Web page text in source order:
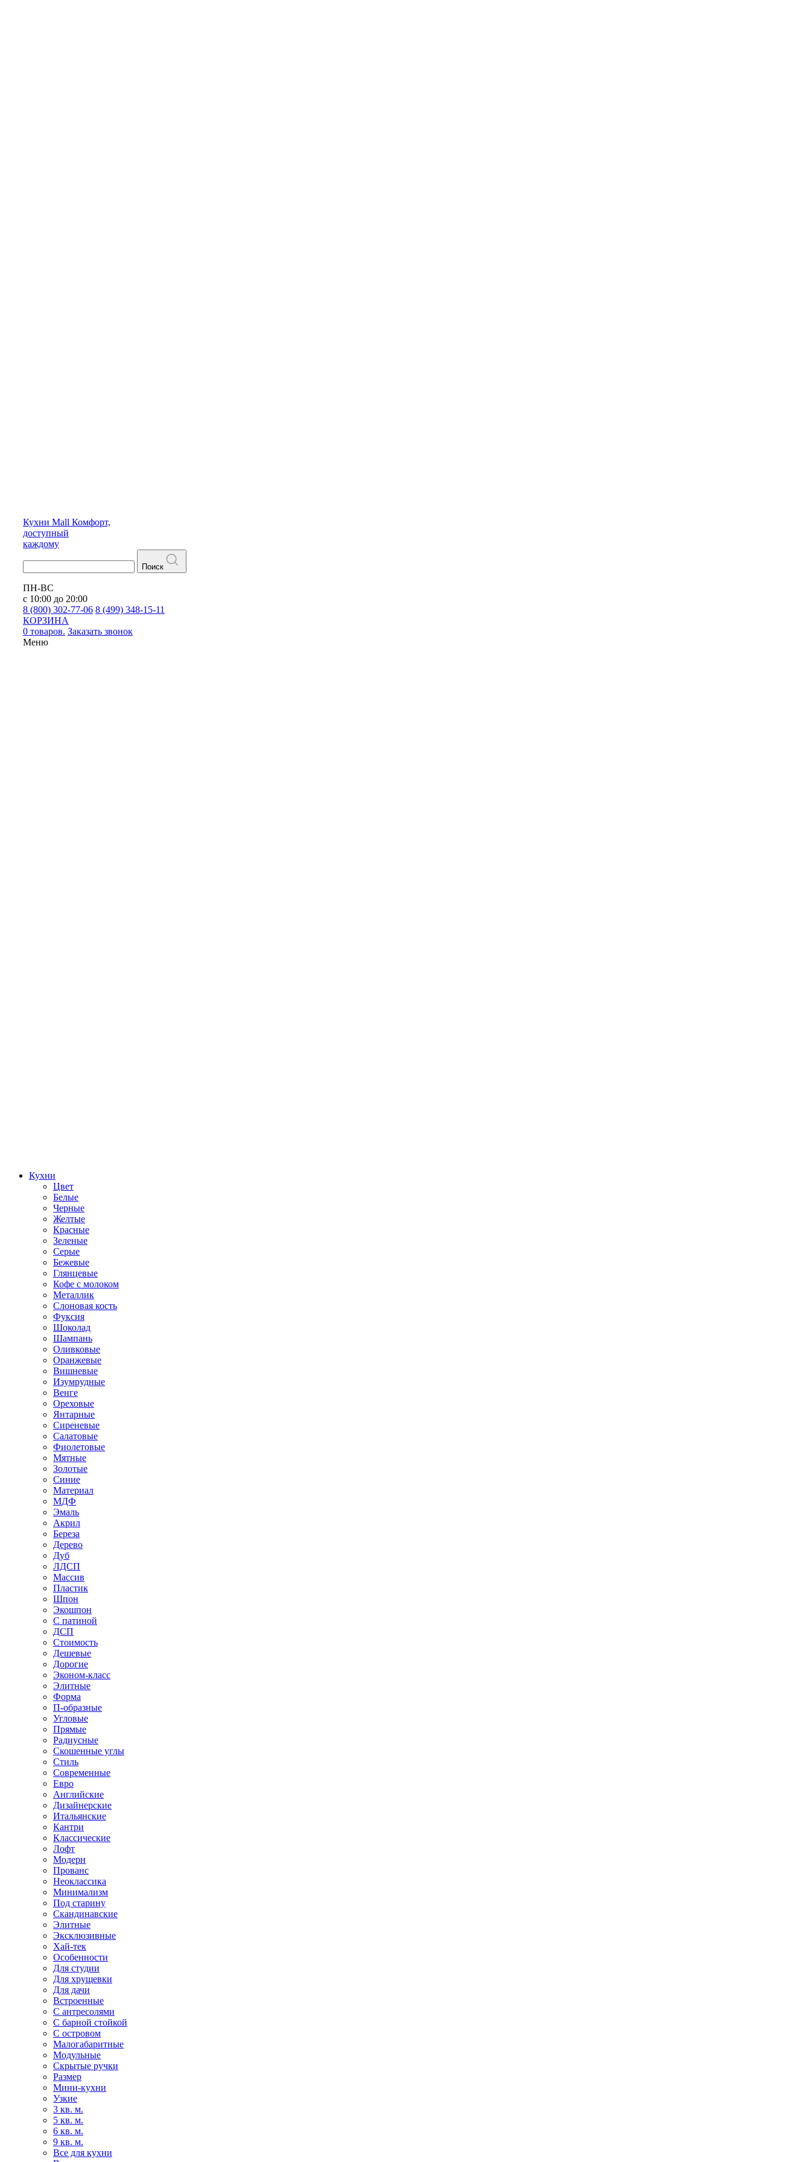
Кухни Mall Комфорт,
доступный
каждому
Поиск
ПН-ВС
с 10:00 до 20:00
8 (800) 302-77-06 8 (499) 348-15-11
КОРЗИНА
0 товаров. Заказать звонок
Меню
Кухни
Цвет
Белые
Черные
Желтые
Красные
Зеленые
Серые
Бежевые
Глянцевые
Кофе с молоком
Металлик
Слоновая кость
Фуксия
Шоколад
Шампань
Оливковые
Оранжевые
Вишневые
Изумрудные
Венге
Ореховые
Янтарные
Сиреневые
Салатовые
Фиолетовые
Мятные
Золотые
Синие
Материал
МДФ
Эмаль
Акрил
Береза
Дерево
Дуб
ЛДСП
Массив
Пластик
Шпон
Экошпон
С патиной
ДСП
Стоимость
Дешевые
Дорогие
Эконом-класс
Элитные
Форма
П-образные
Угловые
Прямые
Радиусные
Скошенные углы
Стиль
Современные
Евро
Английские
Дизайнерские
Итальянские
Кантри
Классические
Лофт
Модерн
Прованс
Неоклассика
Минимализм
Под старину
Скандинавские
Элитные
Эксклюзивные
Хай-тек
Особенности
Для студии
Для хрущевки
Для дачи
Встроенные
С антресолями
С барной стойкой
С островом
Малогабаритные
Модульные
Скрытые ручки
Размер
Мини-кухни
Узкие
3 кв. м.
5 кв. м.
6 кв. м.
9 кв. м.
Все для кухни